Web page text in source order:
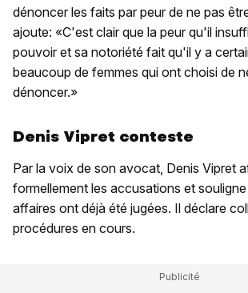
dénoncer les faits par peur de ne pas
ajoute: «C'est clair que la peur qu'il
pouvoir et sa notoriété fait qu'il y a
beaucoup de femmes qui ont choisi de
dénoncer.»
Denis Vipret conteste
Par la voix de son avocat, Denis Vipret
formellement les accusations et
affaires ont déjà été jugées. Il déclare
procédures en cours.